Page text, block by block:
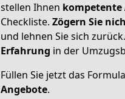
stellen Ihnen kompetente
Checkliste. Zögern Sie
und lehnen Sie sich zurück.
Erfahrung in der
Füllen Sie jetzt das
Angebote.